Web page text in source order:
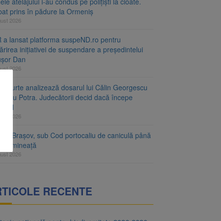
prins în pădure la Ormeniș
2026
a lansat platforma suspeND.ro pentru
inițiativei de suspendare a președintelui
Dan
2026
Curte analizează dosarul lui Călin Georgescu
Potra. Judecătorii decid dacă începe
2026
Brașov, sub Cod portocaliu de caniculă până
dimineață
2026
RECENTE